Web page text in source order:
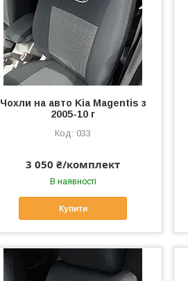
Чохли на авто Kia Magentis з
2005-10 г
033
3 050 ₴/комплект
В наявності
Купити